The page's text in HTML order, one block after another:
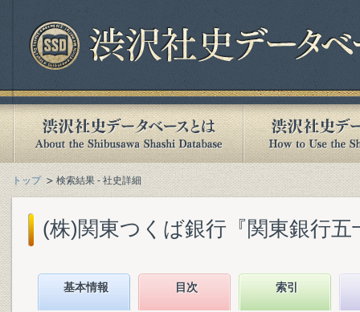
トップ 検索結果 - 社史詳細
(株)関東つくば銀行『関東銀行五
基本情報 目次 索引